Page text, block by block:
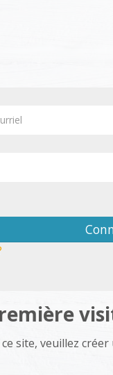
Trouvix
site, veuillez